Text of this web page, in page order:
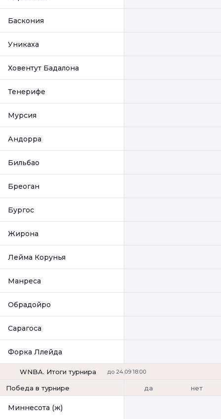
Баскония
Уникаха
Ховентут Бадалона
Тенерифе
Мурсия
Андорра
Бильбао
Бреоган
Бургос
Жирона
Лейма Корунья
Манреса
Обрадойро
Сарагоса
Форка Ллейда
WNBA. Итоги турнира до 24.09 18:00
Победа в турнире да нет
Миннесота (ж)